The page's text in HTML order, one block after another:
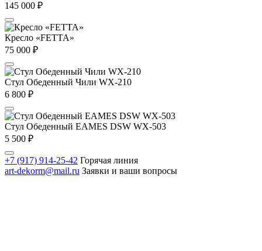
145 000 ₽
Кресло «FETTA»
75 000 ₽
Стул Обеденный Чили WX-210
6 800 ₽
Стул Обеденный EAMES DSW WX-503
5 500 ₽
+7 (917) 914-25-42 Горячая линия
art-dekorm@mail.ru Заявки и ваши вопросы